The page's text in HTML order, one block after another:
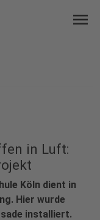
menu
in Luft:
Köln dient in
Hier wurde
installiert.